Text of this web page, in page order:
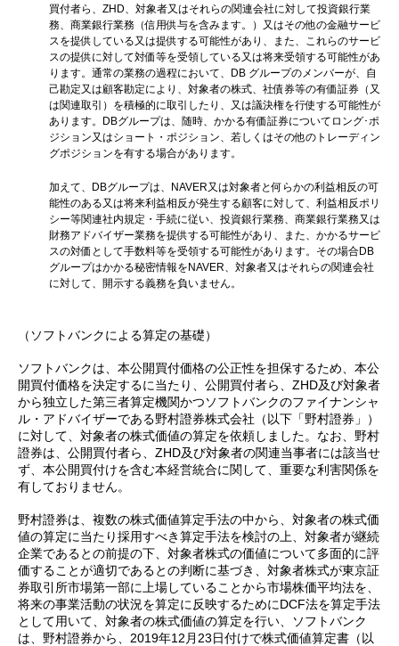
買付者ら、ZHD、対象者又はそれらの関連会社に対して投資銀行業
務、商業銀行業務（信用供与を含みます。）又はその他の金融サービ
スを提供している又は提供する可能性があり、また、これらのサービ
スの提供に対して対価等を受領している又は将来受領する可能性があ
ります。通常の業務の過程において、DB グループのメンバーが、自
己勘定又は顧客勘定により、対象者の株式、社債券等の有価証券（又
は関連取引）を積極的に取引したり、又は議決権を行使する可能性が
あります。DBグループは、随時、かかる有価証券についてロング･ポ
ジション又はショート・ポジション、若しくはその他のトレーディン
グポジションを有する場合があります。
加えて、DBグループは、NAVER又は対象者と何らかの利益相反の可
能性のある又は将来利益相反が発生する顧客に対して、利益相反ポリ
シー等関連社内規定・手続に従い、投資銀行業務、商業銀行業務又は
財務アドバイザー業務を提供する可能性があり、また、かかるサービ
スの対価として手数料等を受領する可能性があります。その場合DB
グループはかかる秘密情報をNAVER、対象者又はそれらの関連会社
に対して、開示する義務を負いません。
（ソフトバンクによる算定の基礎）
ソフトバンクは、本公開買付価格の公正性を担保するため、本公
開買付価格を決定するに当たり、公開買付者ら、ZHD及び対象者
から独立した第三者算定機関かつソフトバンクのファイナンシャ
ル・アドバイザーである野村證券株式会社（以下「野村證券」）
に対して、対象者の株式価値の算定を依頼しました。なお、野村
證券は、公開買付者ら、ZHD及び対象者の関連当事者には該当せ
ず、本公開買付けを含む本経営統合に関して、重要な利害関係を
有しておりません。
野村證券は、複数の株式価値算定手法の中から、対象者の株式価
値の算定に当たり採用すべき算定手法を検討の上、対象者が継続
企業であるとの前提の下、対象者株式の価値について多面的に評
価することが適切であるとの判断に基づき、対象者株式が東京証
券取引所市場第一部に上場していることから市場株価平均法を、
将来の事業活動の状況を算定に反映するためにDCF法を算定手法
として用いて、対象者の株式価値の算定を行い、ソフトバンク
は、野村證券から、2019年12月23日付けで株式価値算定書（以